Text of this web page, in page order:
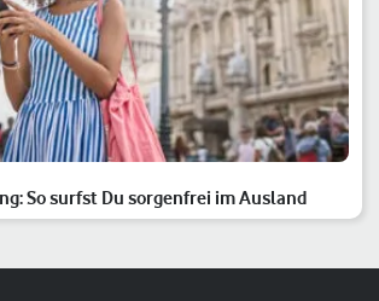
So surfst Du sorgenfrei im Ausland